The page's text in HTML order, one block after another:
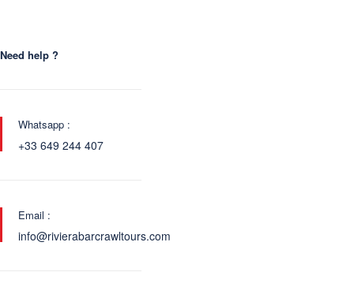
Need help ?
Whatsapp :
+33 649 244 407
Email :
info@rivierabarcrawltours.com